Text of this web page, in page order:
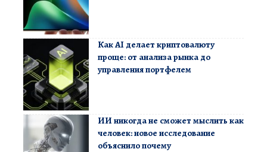
Как AI делает криптовалюту
проще: от анализа рынка до
управления портфелем
ИИ никогда не сможет мыслить как
человек: новое исследование
объяснило почему